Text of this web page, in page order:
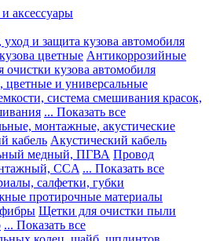
аксессуары
и защита кузова автомобиля
цветные Антикоррозийные
очистки кузова автомобиля
цветные и универсальные
система смешивания красок,
... Показать все
монтажные, акустические
кабель Акустический кабель
медный, ПГВА Провод
CCA ... Показать все
салфетки, губки
протирочные материалы
Щетки для очистки пыли
... Показать все